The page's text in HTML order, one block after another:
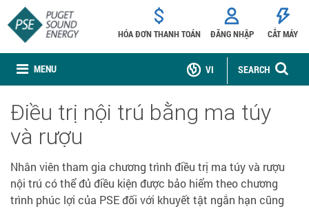
MENU
HÓA ĐƠN THANH TOÁN ĐĂNG NHẬP CẮT MÁY
SEARCH
VI
Điều trị nội trú bằng ma túy
và rượu
Nhân viên tham gia chương trình điều trị ma túy và rượu
nội trú có thể đủ điều kiện được bảo hiểm theo chương
trình phúc lợi của PSE đối với khuyết tật ngắn hạn cũng